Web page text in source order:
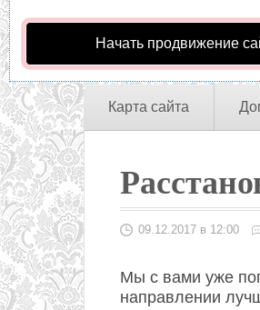
Начать продвижение
Карта сайта
09.12.2017 в 12:00
Мы с вами уже
направлении